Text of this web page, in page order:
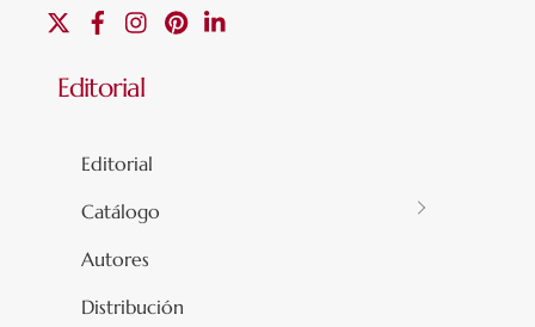
FacebookInstagramPinterest
Editorial
Editorial
Catálogo
Autores
Distribución